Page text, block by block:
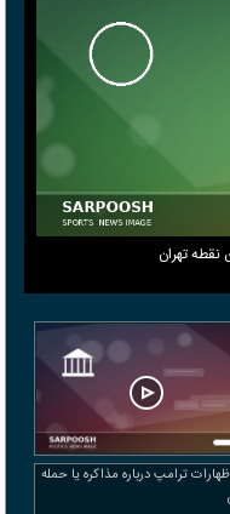
نقطه تهران
ترامپ درباره مذاکره یا حمله